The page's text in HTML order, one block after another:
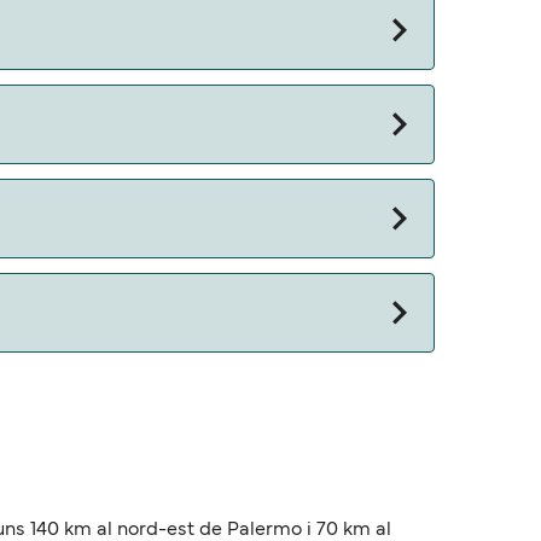
140 km al nord-est de Palermo i 70 km al